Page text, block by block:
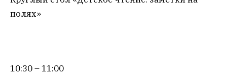
полях»
10:30 – 11:00